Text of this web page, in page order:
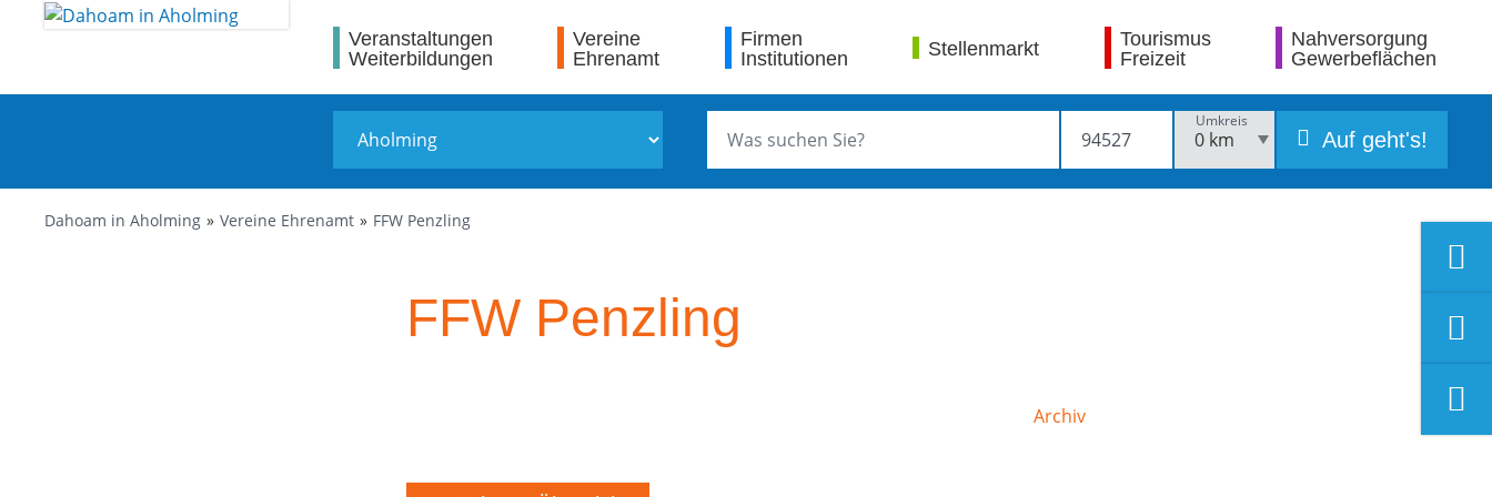
Veranstaltungen
Weiterbildungen
Vereine
Ehrenamt
Firmen
Institutionen
Stellenmarkt
Tourismus
Freizeit
Nahversorgung
Gewerbeflächen
Umkreis
Auf geht's!
Dahoam in Aholming Vereine Ehrenamt FFW Penzling
FFW Penzling
Archiv